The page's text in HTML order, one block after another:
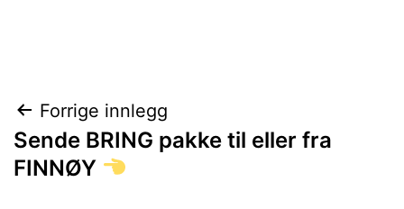
Innleggsnavigasjon
Forrige innlegg
Sende BRING pakke til eller fra
FINNØY